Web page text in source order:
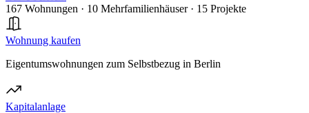
167 Wohnungen · 10 Mehrfamilienhäuser · 15 Projekte
Wohnung kaufen
Eigentumswohnungen zum Selbstbezug in Berlin
Kapitalanlage